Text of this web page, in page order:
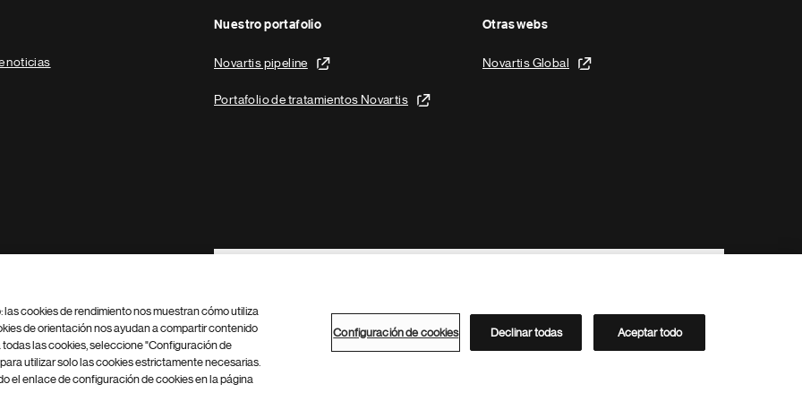
noticias
Nuestro portafolio
Novartis pipeline
Portafolio de tratamientos Novartis
Otras webs
Novartis Global
Footer Site Search
Configuración de cookies Mapa del sitio
Directorio de Novartis
cookies de rendimiento nos muestran cómo utiliza
de orientación nos ayudan a compartir contenido
las cookies, seleccione "Configuración de
utilizar solo las cookies estrictamente necesarias.
el enlace de configuración de cookies en la página
Configuración de cookies Declinar todas Aceptar todo